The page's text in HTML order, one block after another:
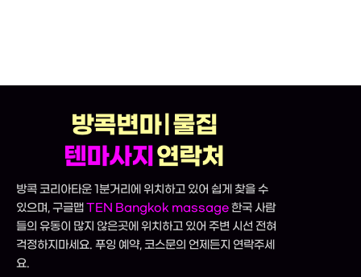
방콕변마 | 물집
텐마사지 연락처
방콕 코리아타운 1분거리에 위치하고 있어 쉽게 찾을 수
있으며, 구글맵 TEN Bangkok massage 한국 사람
들의 유동이 많지 않은곳에 위치하고 있어 주변 시선 전혀
걱정하지마세요. 푸잉 예약, 코스문의 언제든지 연락주세
요.